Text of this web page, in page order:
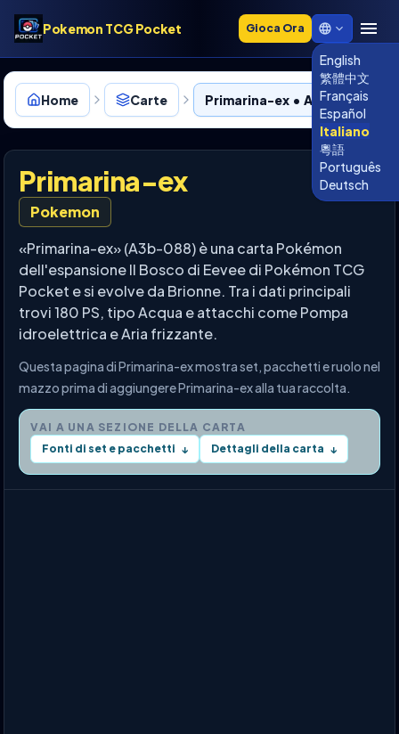
Pokemon TCG Pocket Gioca Ora
English
繁體中文
Français
Español
Italiano
粵語
Português
Deutsch
Home Carte Primarina-ex • A3b-088
Primarina-ex
Pokemon
«Primarina-ex» (A3b-088) è una carta Pokémon
dell'espansione Il Bosco di Eevee di Pokémon TCG
Pocket e si evolve da Brionne. Tra i dati principali
trovi 180 PS, tipo Acqua e attacchi come Pompa
idroelettrica e Aria frizzante.
Questa pagina di Primarina-ex mostra set, pacchetti e ruolo nel
mazzo prima di aggiungere Primarina-ex alla tua raccolta.
VAI A UNA SEZIONE DELLA CARTA
Fonti di set e pacchetti ↓ Dettagli della carta ↓